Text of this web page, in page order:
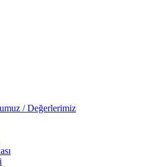
/ Değerlerimiz